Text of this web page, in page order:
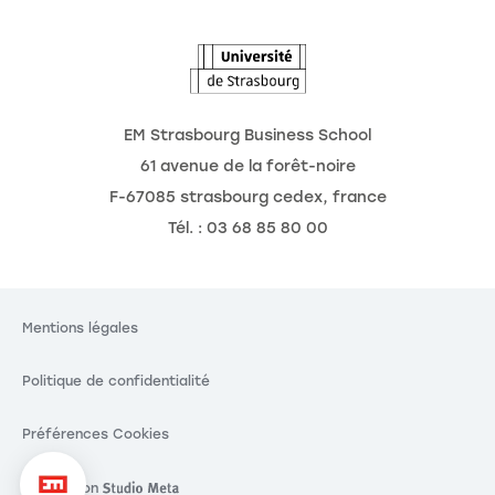
EM Strasbourg Business School
61 avenue de la forêt-noire
F-67085 strasbourg cedex, france
Tél. : 03 68 85 80 00
Mentions légales
Politique de confidentialité
Préférences Cookies
Réalisation